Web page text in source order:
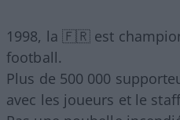
1998, la 🇫🇷 est
football.
Plus de 500 000
avec les joueurs et le